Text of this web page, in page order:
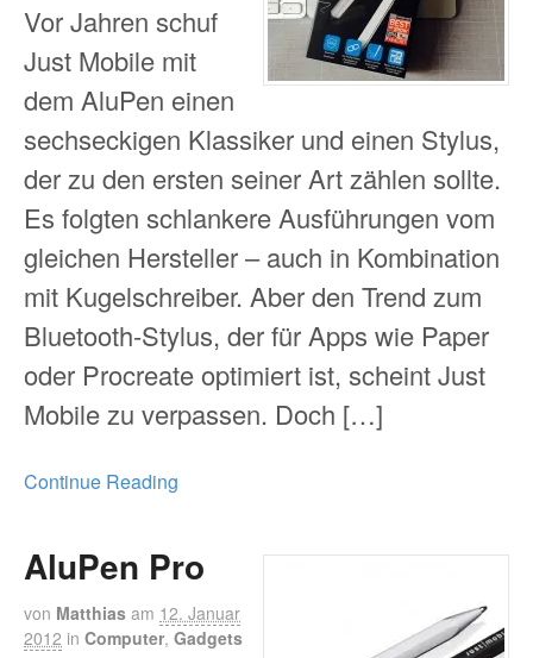
Vor Jahren schuf
Just Mobile mit
dem AluPen einen
sechseckigen Klassiker und einen Stylus,
der zu den ersten seiner Art zählen sollte.
Es folgten schlankere Ausführungen vom
gleichen Hersteller – auch in Kombination
mit Kugelschreiber. Aber den Trend zum
Bluetooth-Stylus, der für Apps wie Paper
oder Procreate optimiert ist, scheint Just
Mobile zu verpassen. Doch […]
Continue Reading
AluPen Pro
von Matthias am 12. Januar
2012 in Computer, Gadgets